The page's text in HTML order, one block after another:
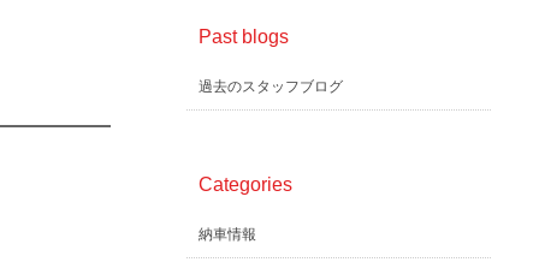
Past blogs
過去のスタッフブログ
Categories
納車情報